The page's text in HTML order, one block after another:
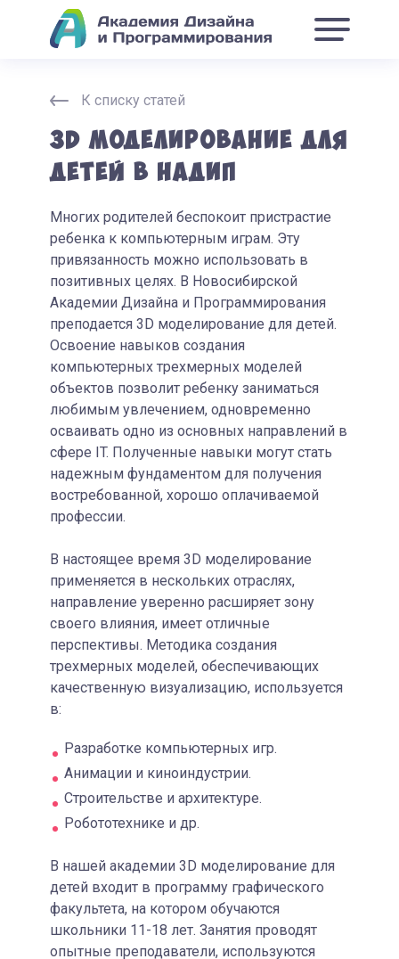
К списку статей
3D моделирование для
детей в НАДИП
Многих родителей беспокоит пристрастие
ребенка к компьютерным играм. Эту
привязанность можно использовать в
позитивных целях. В Новосибирской
Академии Дизайна и Программирования
преподается 3D моделирование для детей.
Освоение навыков создания
компьютерных трехмерных моделей
объектов позволит ребенку заниматься
любимым увлечением, одновременно
осваивать одно из основных направлений в
сфере IT. Полученные навыки могут стать
надежным фундаментом для получения
востребованной, хорошо оплачиваемой
профессии.
В настоящее время 3D моделирование
применяется в нескольких отраслях,
направление уверенно расширяет зону
своего влияния, имеет отличные
перспективы. Методика создания
трехмерных моделей, обеспечивающих
качественную визуализацию, используется
в:
Разработке компьютерных игр.
Анимации и киноиндустрии.
Строительстве и архитектуре.
Робототехнике и др.
В нашей академии 3D моделирование для
детей входит в программу графического
факультета, на котором обучаются
школьники 11-18 лет. Занятия проводят
опытные преподаватели, используются